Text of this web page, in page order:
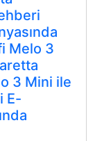
Melo 3
3 Mini ile
E-